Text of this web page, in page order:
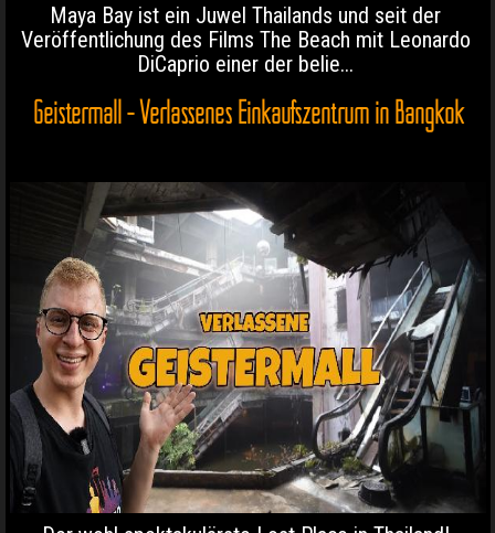
Maya Bay ist ein Juwel Thailands und seit der
Veröffentlichung des Films The Beach mit Leonardo
DiCaprio einer der belie...
Geistermall - Verlassenes Einkaufszentrum in Bangkok